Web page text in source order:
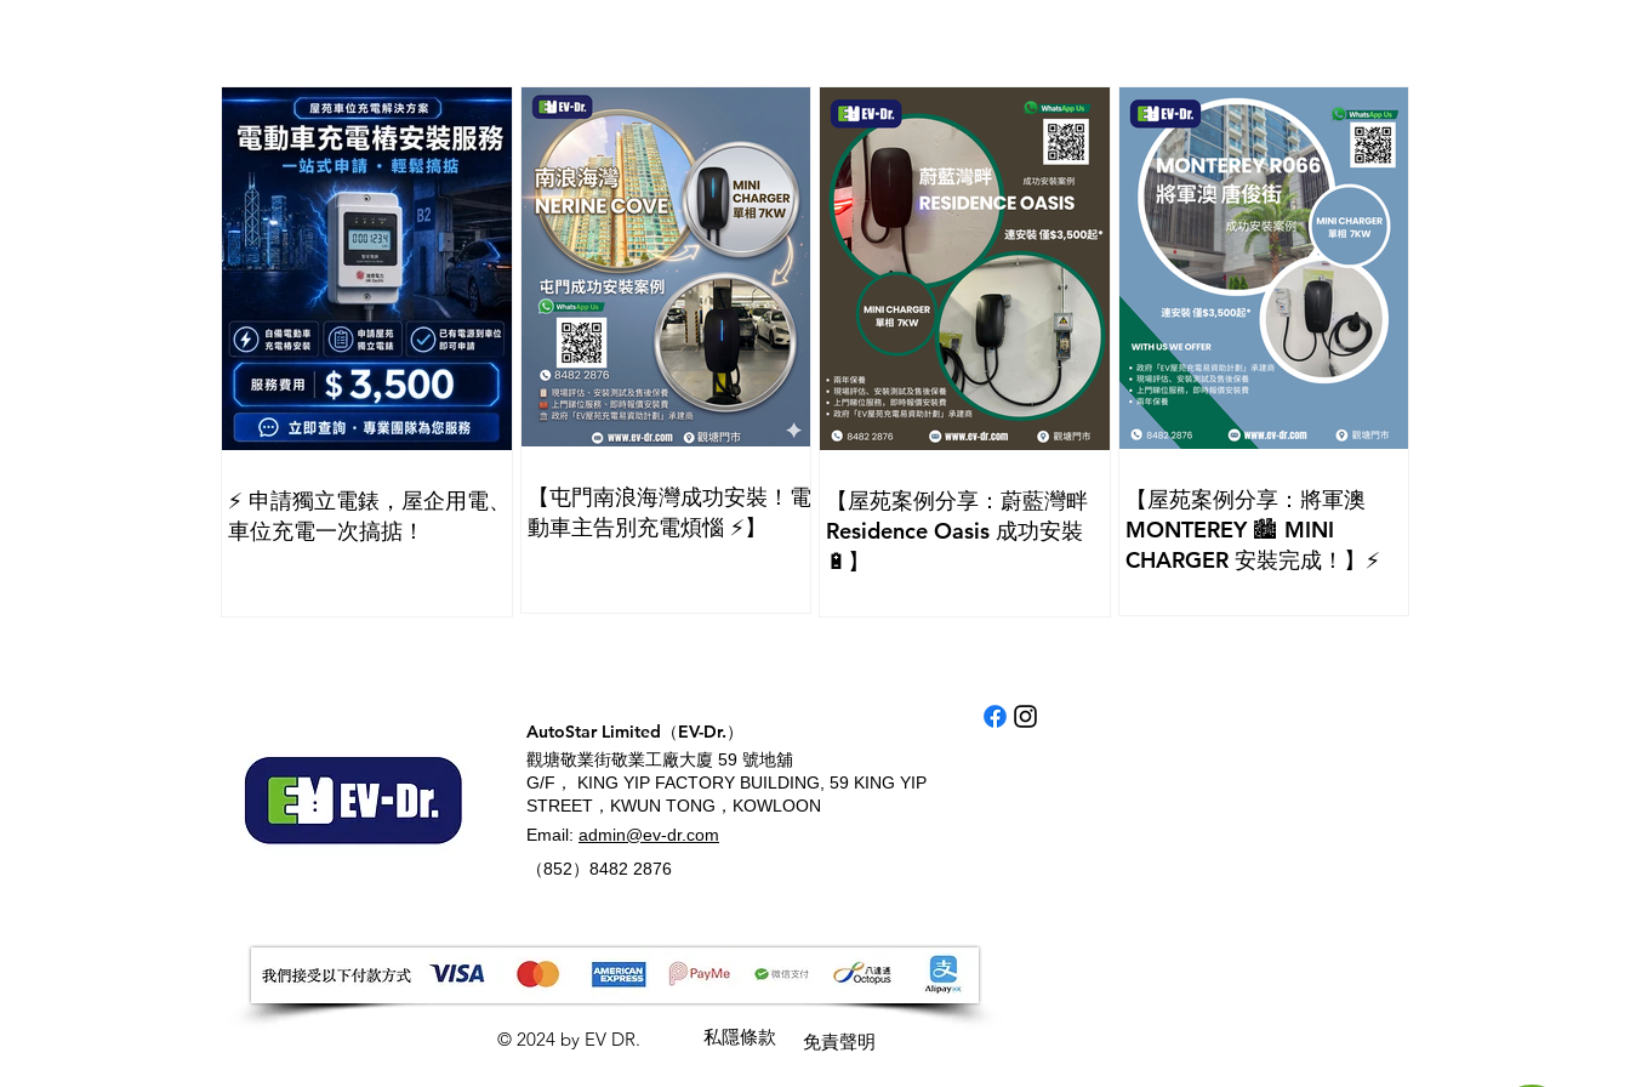
⚡️ 申請獨立電錶，屋企用電、
車位充電一次搞掂！
【屯門南浪海灣成功安裝！電
動車主告別充電煩惱 ⚡】
【屋苑案例分享：蔚藍灣畔
Residence Oasis 成功安裝
🔋】
【屋苑案例分享：將軍澳
MONTEREY 🏙️ MINI
CHARGER 安裝完成！】⚡
AutoStar Limited（EV-Dr.）
觀塘敬業街敬業工廠大廈 59 號地舖
G/F， KING YIP FACTORY BUILDING, 59 KING YIP
STREET，KWUN TONG，KOWLOON
Email: admin@ev-dr.com
（852）8482 2876
© 2024 by EV DR. 私隱條款 免責聲明